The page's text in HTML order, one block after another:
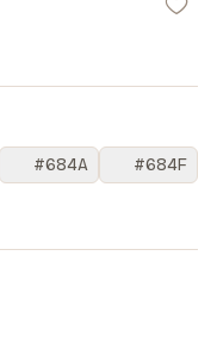
#684A
#684F